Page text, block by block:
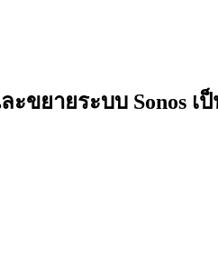
ยายระบบ Sonos เป็